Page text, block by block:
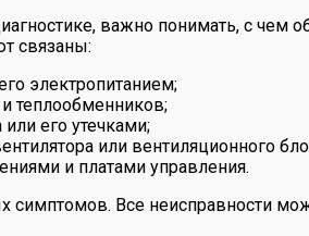
важно понимать, с чем
связаны:
электропитанием;
теплообменников;
его утечками;
или вентиляционного
и платами управления.
симптомов. Все неисправности